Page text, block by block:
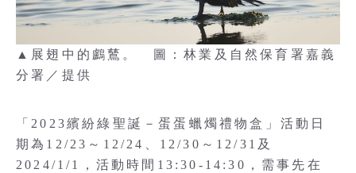
▲展翅中的鸕鶿。 圖：林業及自然保育署嘉義
分署／提供
「2023繽紛綠聖誕－蛋蛋蠟燭禮物盒」活動日
期為12/23～12/24、12/30～12/31及
2024/1/1，活動時間13:30-14:30，需事先在